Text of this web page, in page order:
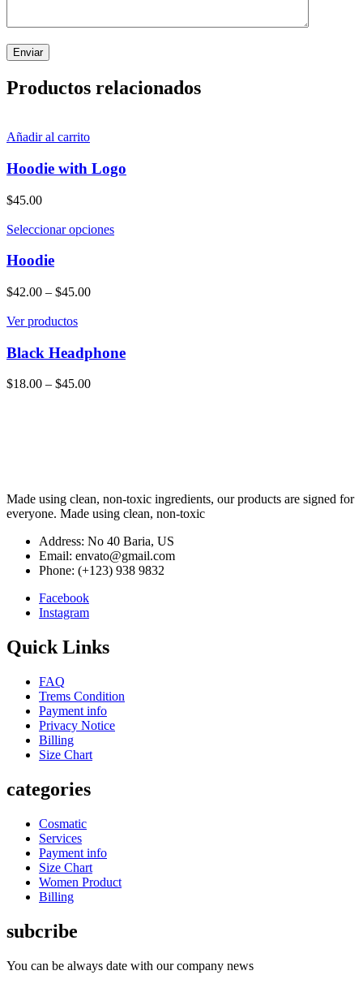
Productos relacionados
Añadir al carrito
Hoodie with Logo
$45.00
Seleccionar opciones
Hoodie
$42.00 – $45.00
Ver productos
Black Headphone
$18.00 – $45.00
Made using clean, non-toxic ingredients, our products are signed for
everyone. Made using clean, non-toxic
Address: No 40 Baria, US
Email: envato@gmail.com
Phone: (+123) 938 9832
Facebook
Instagram
Quick Links
FAQ
Trems Condition
Payment info
Privacy Notice
Billing
Size Chart
categories
Cosmatic
Services
Payment info
Size Chart
Women Product
Billing
subcribe
You can be always date with our company news